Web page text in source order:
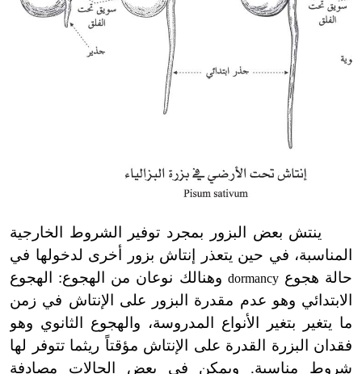
ينتش بعض البزور بمجرد توفير الشروط الخارجية
المناسبة، في حين يتعذر إنتاش بزور أخرى لدخولها في
حالة هجوعdormancy وهنالك نوعان من الهجوع: الهجوع
الابتدائي وهو عدم مقدرة البزور على الإنتاش في زمن
ما يتغير بتغير الأنواع المدروسة، والهجوع الثانوي وهو
فقدان البزرة القدرة على الإنتاش مؤقتاً ريثما تتوفر لها
شروط مناسبة. ويمكن في بعض الحالات مصادفة